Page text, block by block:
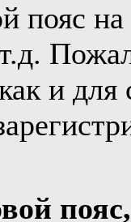
пояс
и